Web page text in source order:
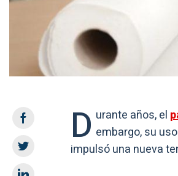
D urante años, el
embargo, su
impulsó una nueva